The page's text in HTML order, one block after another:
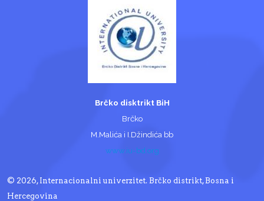
Brčko disktrikt BiH
Brčko
M.Malića i I.Džindića bb
www.iu-bd.org
© 2026, Internacionalni univerzitet. Brčko distrikt, Bosna i
Hercegovina